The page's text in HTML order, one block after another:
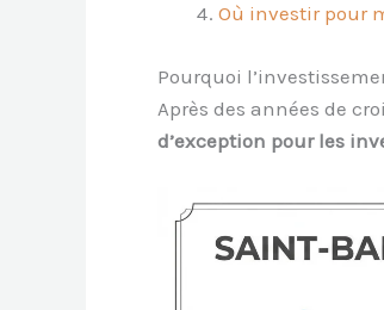
Où investir pour
Pourquoi
Après des années de
d’exception pour les